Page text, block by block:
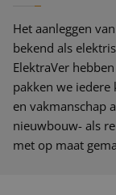
Het aanleggen
bekend als
ElektraVer
pakken we iedere
en vakmanschap
nieuwbouw- als
met op maat